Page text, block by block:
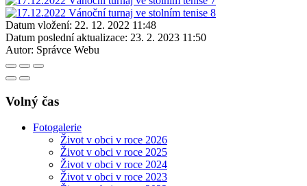
Datum vložení: 22. 12. 2022 11:48
Datum poslední aktualizace: 23. 2. 2023 11:50
Autor: Správce Webu
Volný čas
Fotogalerie
Život v obci v roce 2026
Život v obci v roce 2025
Život v obci v roce 2024
Život v obci v roce 2023